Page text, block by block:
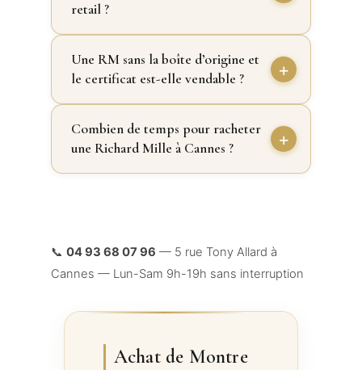
retail ?
Une RM sans la boîte d’origine et
le certificat est-elle vendable ?
Combien de temps pour racheter
une Richard Mille à Cannes ?
📞 04 93 68 07 96 — 5 rue Tony Allard à
Cannes — Lun-Sam 9h-19h sans interruption
Achat de Montre